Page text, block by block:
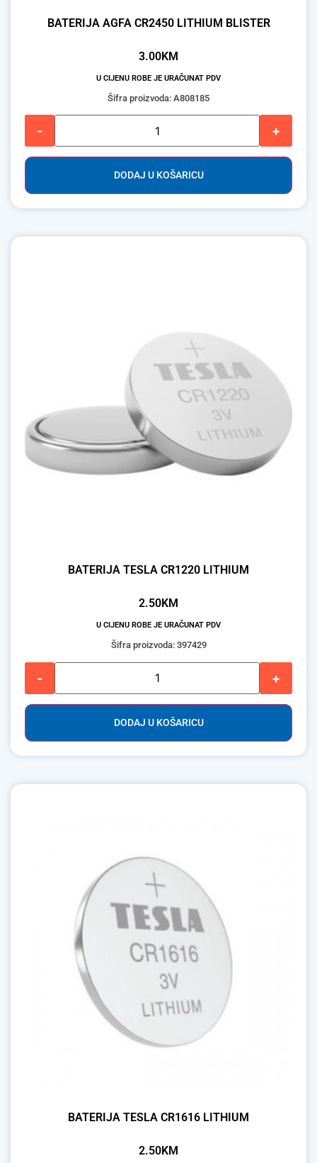
BATERIJA AGFA CR2450 LITHIUM BLISTER
3.00KM
U CIJENU ROBE JE URAČUNAT PDV
Šifra proizvoda: A808185
- +
DODAJ U KOŠARICU
BATERIJA TESLA CR1220 LITHIUM
2.50KM
U CIJENU ROBE JE URAČUNAT PDV
Šifra proizvoda: 397429
- +
DODAJ U KOŠARICU
BATERIJA TESLA CR1616 LITHIUM
2.50KM